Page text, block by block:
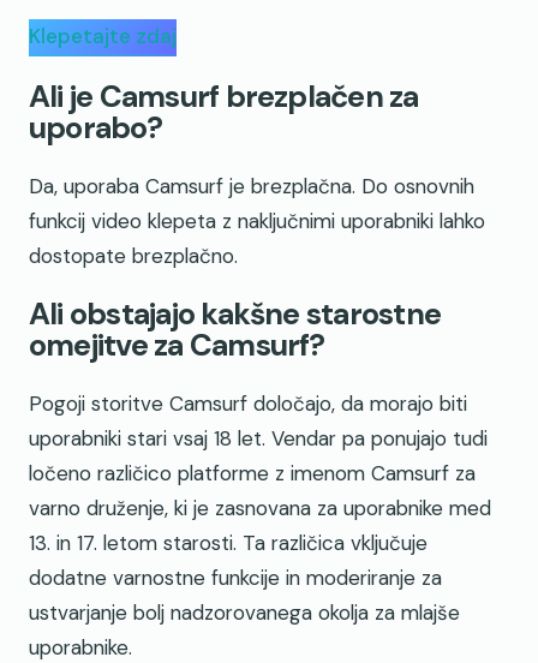
Klepetajte zdaj
Ali je Camsurf brezplačen za
uporabo?
Da, uporaba Camsurf je brezplačna. Do osnovnih
funkcij video klepeta z naključnimi uporabniki lahko
dostopate brezplačno.
Ali obstajajo kakšne starostne
omejitve za Camsurf?
Pogoji storitve Camsurf določajo, da morajo biti
uporabniki stari vsaj 18 let. Vendar pa ponujajo tudi
ločeno različico platforme z imenom Camsurf za
varno druženje, ki je zasnovana za uporabnike med
13. in 17. letom starosti. Ta različica vključuje
dodatne varnostne funkcije in moderiranje za
ustvarjanje bolj nadzorovanega okolja za mlajše
uporabnike.